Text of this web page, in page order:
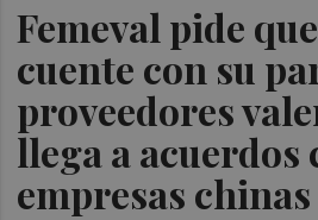
Femeval pide
cuente con su
proveedores
llega a acuerdos
empresas chinas